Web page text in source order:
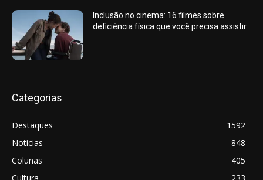
Inclusão no cinema: 16 filmes sobre
deficiência física que você precisa assistir
Categorias
Destaques
1592
Notícias
848
Colunas
405